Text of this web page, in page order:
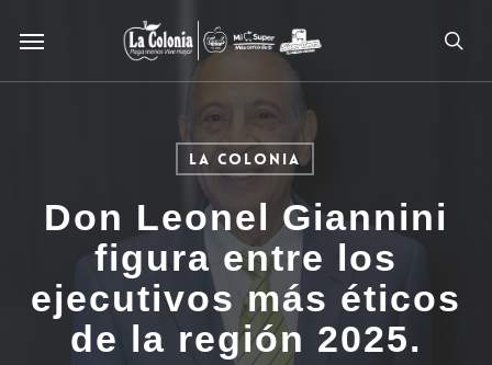
Menu
La Colonia
Don Leonel Giannini
figura entre los
ejecutivos más éticos
de la región 2025.